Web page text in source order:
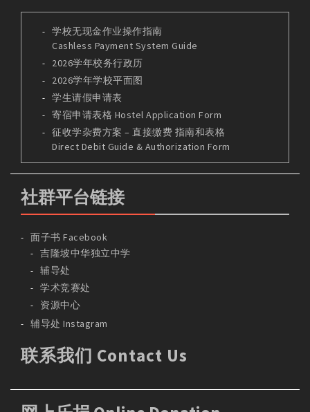
学校无现金作业操作指南
Cashless Payment System Guide
2026学年校务行政历
2026学年学校平面图
学生请假申请表
寄宿申请表格 Hostel Application Form
征收学杂费方案 – 直接缴费 指南和表格
Direct Debit Guide & Authorization Form
社群平台链接
面子书 Facebook
吉隆坡中华独立中学
辅导处
学术竞赛处
资源中心
辅导处 Instagram
联系我们 Contact Us